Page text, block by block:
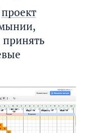
проект